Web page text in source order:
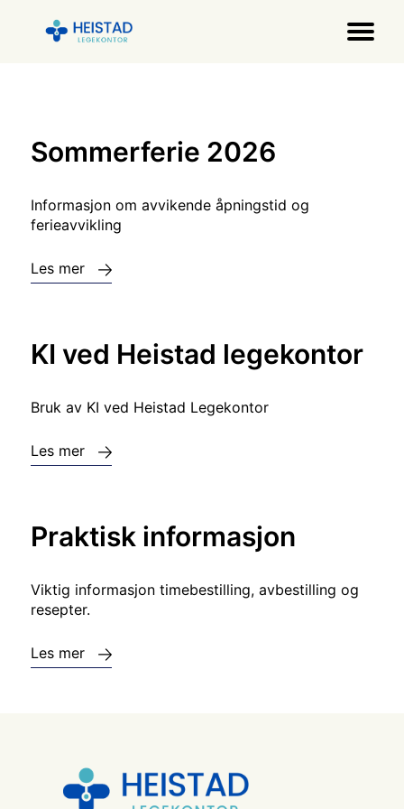
Sommerferie 2026
Informasjon om avvikende åpningstid og
ferieavvikling
Les mer
KI ved Heistad legekontor
Bruk av KI ved Heistad Legekontor
Les mer
Praktisk informasjon
Viktig informasjon timebestilling, avbestilling og
resepter.
Les mer